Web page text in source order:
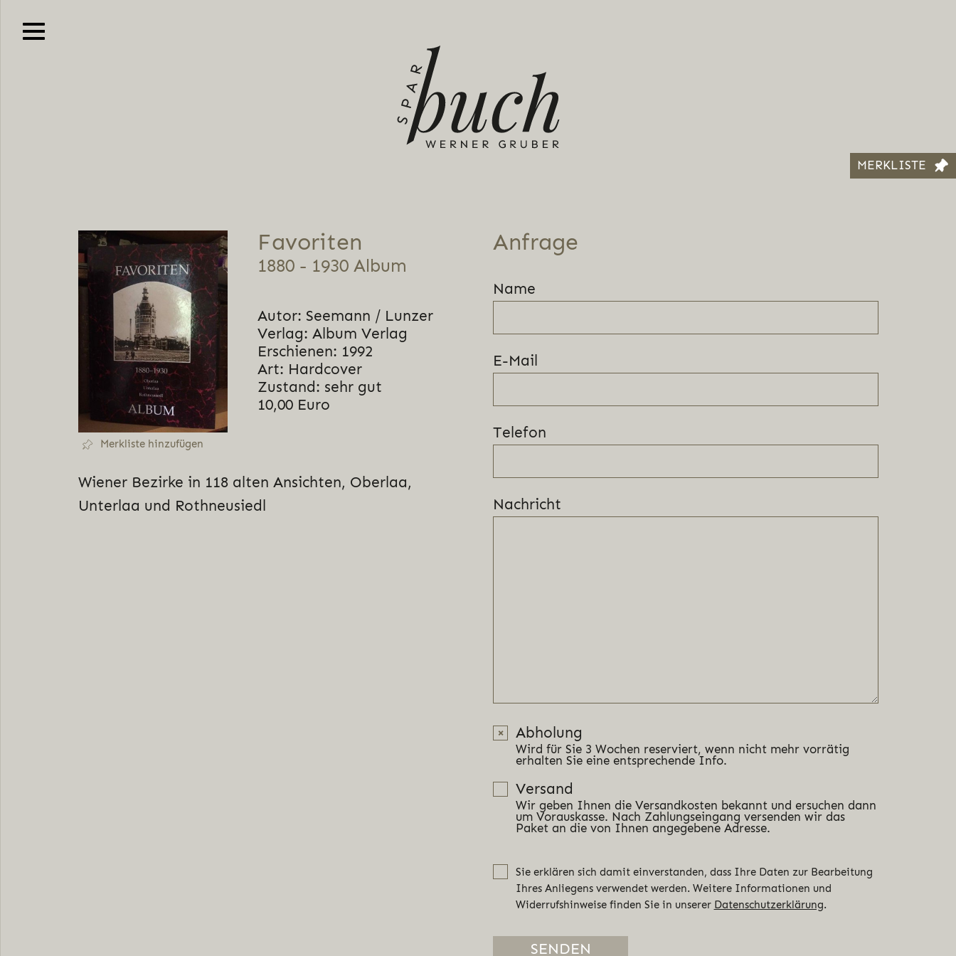
Merkliste hinzufügen
Favoriten
1880 - 1930 Album
Autor: Seemann / Lunzer
Verlag: Album Verlag
Erschienen: 1992
Art: Hardcover
Zustand: sehr gut
10,00 Euro
Wiener Bezirke in 118 alten Ansichten, Oberlaa,
Unterlaa und Rothneusiedl
Anfrage
Name
E-Mail
Telefon
Nachricht
Abholung
Wird für Sie 3 Wochen reserviert, wenn nicht mehr vorrätig
erhalten Sie eine entsprechende Info.
Versand
Wir geben Ihnen die Versandkosten bekannt und ersuchen dann
um Vorauskasse. Nach Zahlungseingang versenden wir das
Paket an die von Ihnen angegebene Adresse.
Sie erklären sich damit einverstanden, dass Ihre Daten zur Bearbeitung
Ihres Anliegens verwendet werden. Weitere Informationen und
Widerrufshinweise finden Sie in unserer Datenschutzerklärung.
MERKLISTE